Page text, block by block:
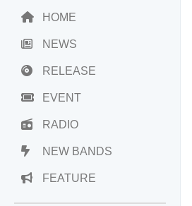
HOME
NEWS
RELEASE
EVENT
RADIO
NEW BANDS
FEATURE